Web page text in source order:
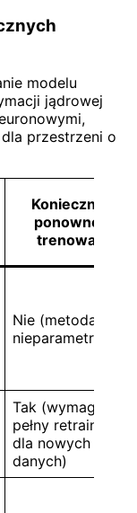
modelu
jądrowej
przestrzeni o
Konieczność
ponownego
trenowania
Nie (metoda
Tak (wymagany
pełny retraining
dla nowych
danych)